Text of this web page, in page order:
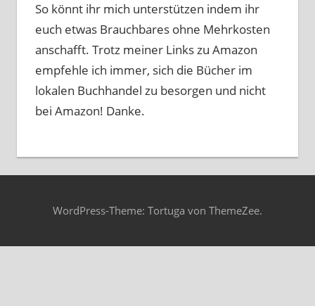
So könnt ihr mich unterstützen indem ihr
euch etwas Brauchbares ohne Mehrkosten
anschafft. Trotz meiner Links zu Amazon
empfehle ich immer, sich die Bücher im
lokalen Buchhandel zu besorgen und nicht
bei Amazon! Danke.
WordPress-Theme: Tortuga von ThemeZee.